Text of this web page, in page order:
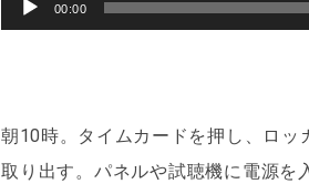
声
ー
ヤ
00:00
朝10時。タイムカードを押し、ロ
取り出す。パネルや試聴機に電源を